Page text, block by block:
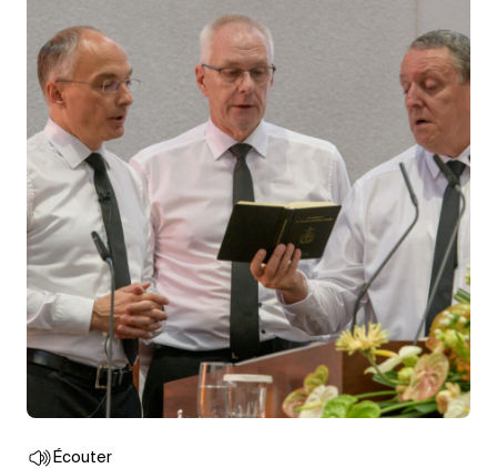
Écouter